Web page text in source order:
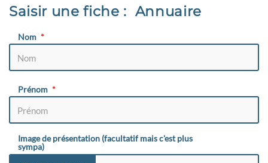
Saisir une fiche : Annuaire
Nom
Prénom
Image de présentation (facultatif mais c'est plus
sympa)